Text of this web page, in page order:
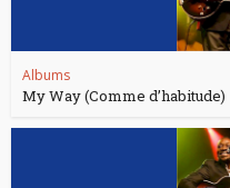
Albums
My Way (Comme d’habitude)